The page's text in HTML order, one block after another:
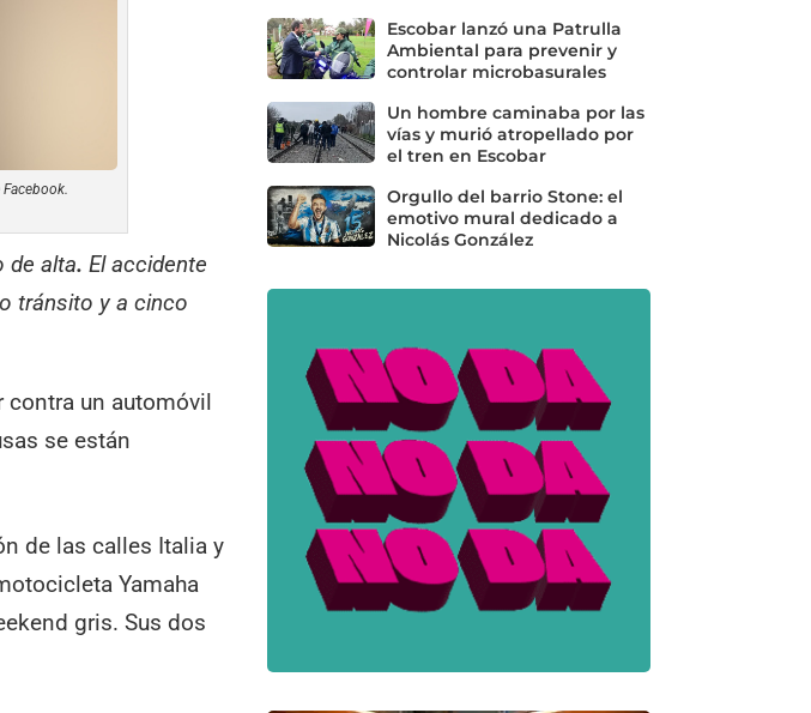
de alta.El accidente
tránsito y a cinco
contra un automóvil
se están
de las calles Italia y
Yamaha
gris. Sus dos
Escobar lanzó una Patrulla
Ambiental para prevenir y
controlar microbasurales
Un hombre caminaba por las
vías y murió atropellado por
el tren en Escobar
Orgullo del barrio Stone: el
emotivo mural dedicado a
Nicolás González